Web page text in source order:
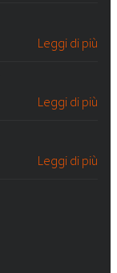
Leggi di più
Leggi di più
Leggi di più